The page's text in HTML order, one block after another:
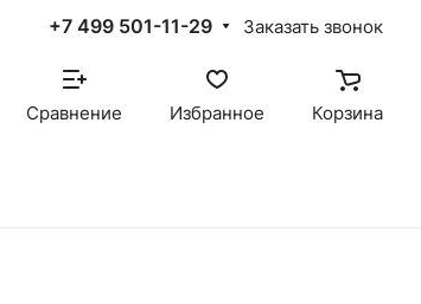
+7 499 501-11-29 Заказать звонок
Сравнение Избранное Корзина